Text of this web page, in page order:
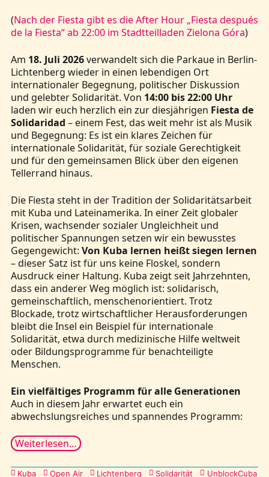
(Nach der Fiesta gibt es die After Hour „Fiesta después
de la Fiesta“ ab 22:00 im Stadtteilladen Zielona Góra)
Am 18. Juli 2026verwandelt sich die Parkaue in Berlin-
Lichtenberg wieder in einen lebendigen Ort
internationaler Begegnung, politischer Diskussion
und gelebter Solidarität. Von 14:00 bis 22:00 Uhr
laden wir euch herzlich ein zur diesjährigen Fiesta de
Solidaridad – einem Fest, das weit mehr ist als Musik
und Begegnung: Es ist ein klares Zeichen für
internationale Solidarität, für soziale Gerechtigkeit
und für den gemeinsamen Blick über den eigenen
Tellerrand hinaus.
Die Fiesta steht in der Tradition der Solidaritätsarbeit
mit Kuba und Lateinamerika. In einer Zeit globaler
Krisen, wachsender sozialer Ungleichheit und
politischer Spannungen setzen wir ein bewusstes
Gegengewicht: Von Kuba lernen heißt siegen lernen
– dieser Satz ist für uns keine Floskel, sondern
Ausdruck einer Haltung. Kuba zeigt seit Jahrzehnten,
dass ein anderer Weg möglich ist: solidarisch,
gemeinschaftlich, menschenorientiert. Trotz
Blockade, trotz wirtschaftlicher Herausforderungen
bleibt die Insel ein Beispiel für internationale
Solidarität, etwa durch medizinische Hilfe weltweit
oder Bildungsprogramme für benachteiligte
Menschen.
Ein vielfältiges Programm für alle Generationen
Auch in diesem Jahr erwartet euch ein
abwechslungsreiches und spannendes Programm:
Weiterlesen…
Kategorien
Kuba Open Air Lichtenberg Solidarität UnblockCuba